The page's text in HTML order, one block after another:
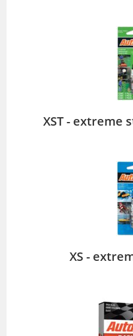
XST - extreme
XS -